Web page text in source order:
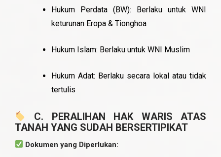
Hukum Perdata (BW): Berlaku untuk WNI
keturunan Eropa & Tionghoa
Hukum Islam: Berlaku untuk WNI Muslim
Hukum Adat: Berlaku secara lokal atau tidak
tertulis
C. PERALIHAN HAK WARIS ATAS
TANAH YANG SUDAH BERSERTIPIKAT
Dokumen yang Diperlukan: